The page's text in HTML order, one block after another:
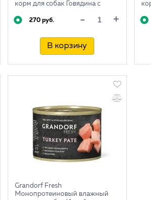
корм для собак Говядина с
270 руб. - +
В корзину
Grandorf Fresh
Монопротеиновый влажный